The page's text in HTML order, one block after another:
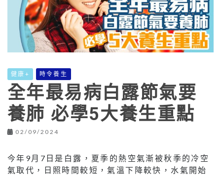
健康+ 時令養生
全年最易病白露節氣要
養肺 必學5大養生重點
02/09/2024
今年9月7日是白露，夏季的熱空氣漸被秋季的冷空
氣取代，日照時間較短，氣溫下降較快，水氣開始